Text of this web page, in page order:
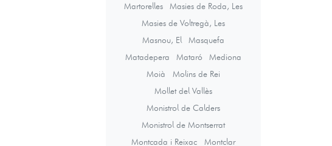
Martorelles
Masies de Roda, Les
Masies de Voltregà, Les
Masnou, El
Masquefa
Matadepera
Mataró
Mediona
Moià
Molins de Rei
Mollet del Vallès
Monistrol de Calders
Monistrol de Montserrat
Montcada i Reixac
Montclar